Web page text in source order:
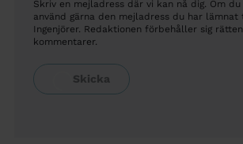
Skriv en mejladress där vi kan nå dig. Om
använd gärna den mejladress du har lämnat
Ingenjörer. Redaktionen förbehåller sig
kommentarer.